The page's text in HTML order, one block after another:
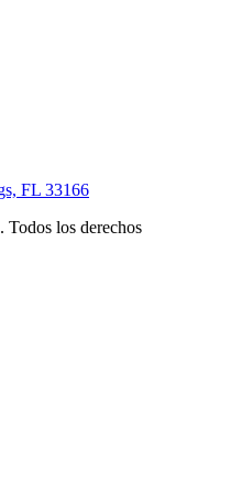
FL 33166
Todos los derechos